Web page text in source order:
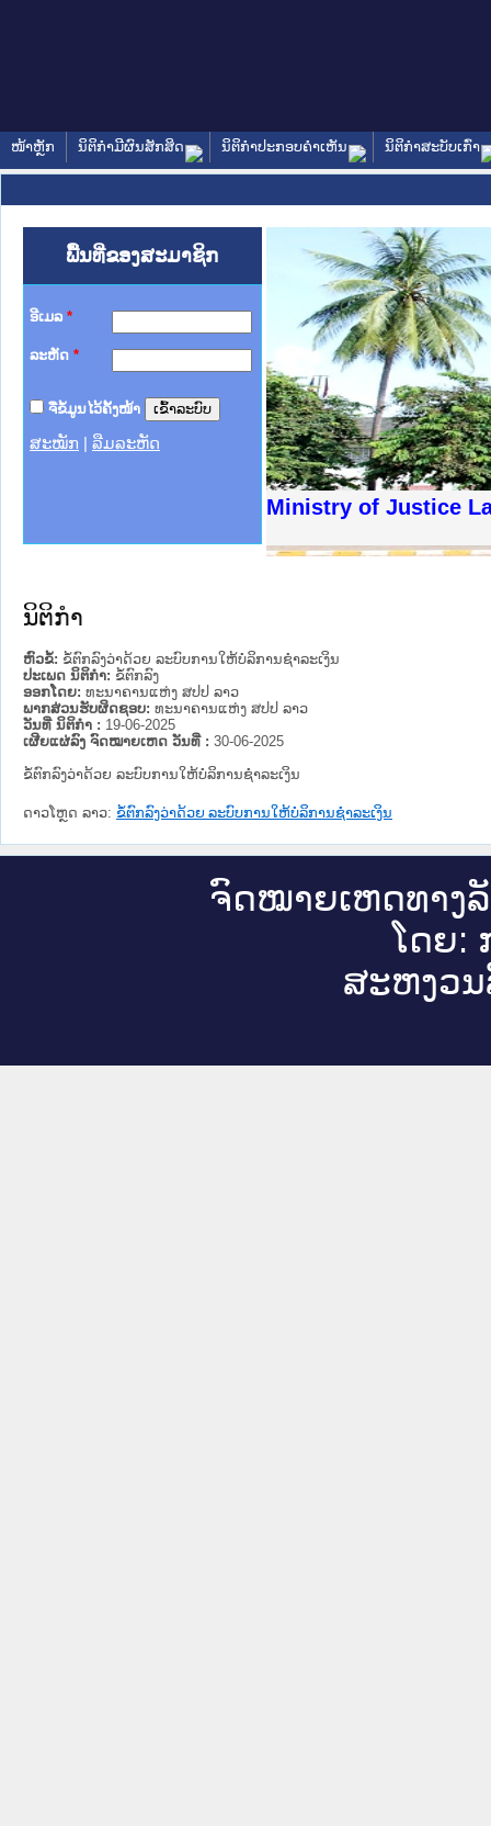
ໜ້າຫຼັກ ນິຕິກໍາມີຜົນສັກສິດ ນິຕິກໍາປະກອບຄໍາເຫັນ ນິຕິກໍາສະບັບເກົ່າ
ພື້ນທີ່ຂອງສະມາຊິກ
ອີເມລ *
ລະຫັດ *
ຈື່ຂໍ້ມູນໄວ້ຄັ້ງໜ້າ
ສະໝັກ ລືມລະຫັດ
Ministry of Justice
າຊົນ ພາກເໜືອ
ການ
ກາງ
ໃຕ້
ຕຳຫຼວດປະຊາຊົນ
ສັນຕິບານປະຊາຊົນ
ກເໜືອ
າຊົນ ພາກກາງ
ນິຕິກໍາ
ຫົວຂໍ້: ຂໍ້ຕົກລົງວ່າດ້ວຍ ລະບົບການໃຫ້ບໍລິການຊຳລະເງິນ
ປະເພດ ນິຕິກໍາ: ຂໍ້ຕົກລົງ
ອອກໂດຍ: ທະນາຄານແຫ່ງ ສປປ ລາວ
ພາກສ່ວນຮັບຜິດຊອບ: ທະນາຄານແຫ່ງ ສປປ ລາວ
ວັນທີ່ ນິຕິກໍາ : 19-06-2025
ເຜີຍແຜ່ລົງ ຈົດໝາຍເຫດ ວັນທີ່ : 30-06-2025
ຂໍ້ຕົກລົງວ່າດ້ວຍ ລະບົບການໃຫ້ບໍລິການຊຳລະເງິນ
ດາວໂຫຼດ ລາວ: ຂໍ້ຕົກລົງວ່າດ້ວຍ ລະບົບການໃຫ້ບໍລິການຊຳລະເງິນ
ຈົດ​ໝາຍ​ເຫດ​ທາງ​
ໂດຍ:
ສະ​ຫງວນ​